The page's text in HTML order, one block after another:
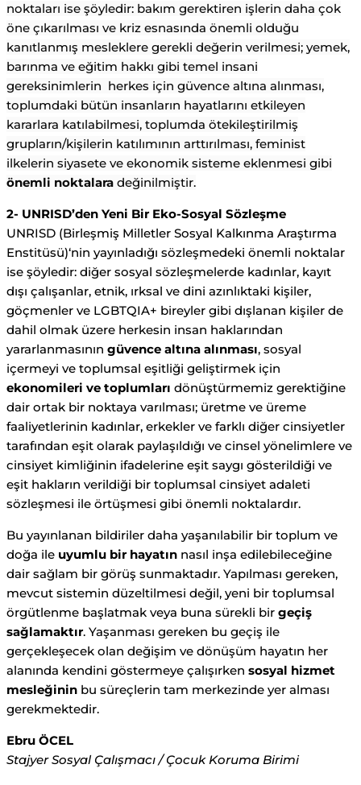
noktaları ise şöyledir: bakım gerektiren işlerin daha çok
öne çıkarılması ve kriz esnasında önemli olduğu
kanıtlanmış mesleklere gerekli değerin verilmesi; yemek,
barınma ve eğitim hakkı gibi temel insani
gereksinimlerin herkes için güvence altına alınması,
toplumdaki bütün insanların hayatlarını etkileyen
kararlara katılabilmesi, toplumda ötekileştirilmiş
grupların/kişilerin katılımının arttırılması, feminist
ilkelerin siyasete ve ekonomik sisteme eklenmesi gibi
önemli noktalara değinilmiştir.
2- UNRISD’den Yeni Bir Eko-Sosyal Sözleşme
UNRISD (Birleşmiş Milletler Sosyal Kalkınma Araştırma
Enstitüsü)‘nin yayınladığı sözleşmedeki önemli noktalar
ise şöyledir: diğer sosyal sözleşmelerde kadınlar, kayıt
dışı çalışanlar, etnik, ırksal ve dini azınlıktaki kişiler,
göçmenler ve LGBTQIA+ bireyler gibi dışlanan kişiler de
dahil olmak üzere herkesin insan haklarından
yararlanmasının güvence altına alınması, sosyal
içermeyi ve toplumsal eşitliği geliştirmek için
ekonomileri ve toplumları dönüştürmemiz gerektiğine
dair ortak bir noktaya varılması; üretme ve üreme
faaliyetlerinin kadınlar, erkekler ve farklı diğer cinsiyetler
tarafından eşit olarak paylaşıldığı ve cinsel yönelimlere ve
cinsiyet kimliğinin ifadelerine eşit saygı gösterildiği ve
eşit hakların verildiği bir toplumsal cinsiyet adaleti
sözleşmesi ile örtüşmesi gibi önemli noktalardır.
Bu yayınlanan bildiriler daha yaşanılabilir bir toplum ve
doğa ile uyumlu bir hayatın nasıl inşa edilebileceğine
dair sağlam bir görüş sunmaktadır. Yapılması gereken,
mevcut sistemin düzeltilmesi değil, yeni bir toplumsal
örgütlenme başlatmak veya buna sürekli bir geçiş
sağlamaktır. Yaşanması gereken bu geçiş ile
gerçekleşecek olan değişim ve dönüşüm hayatın her
alanında kendini göstermeye çalışırken sosyal hizmet
mesleğinin bu süreçlerin tam merkezinde yer alması
gerekmektedir.
Ebru ÖCEL
Stajyer Sosyal Çalışmacı / Çocuk Koruma Birimi